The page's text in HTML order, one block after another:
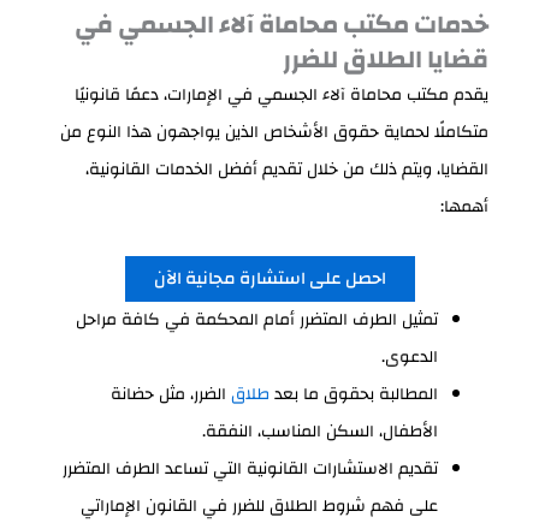
خدمات مكتب محاماة آلاء الجسمي في
قضايا الطلاق للضرر
يقدم مكتب محاماة آلاء الجسمي في الإمارات، دعمًا قانونيًا
متكاملًا لحماية حقوق الأشخاص الذين يواجهون هذا النوع من
القضايا، ويتم ذلك من خلال تقديم أفضل الخدمات القانونية،
أهمها:
احصل على استشارة مجانية الآن
تمثيل الطرف المتضرر أمام المحكمة في كافة مراحل
الدعوى.
المطالبة بحقوق ما بعدطلاقالضرر، مثل حضانة
الأطفال، السكن المناسب، النفقة.
تقديم الاستشارات القانونية التي تساعد الطرف المتضرر
على فهم شروط الطلاق للضرر في القانون الإماراتي